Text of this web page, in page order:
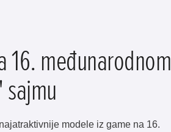
16. međunarodnom
modele iz game na 16.